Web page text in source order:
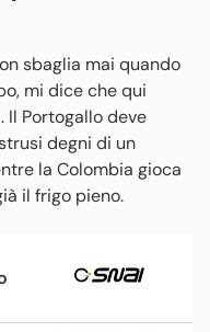
sbaglia mai quando
mi dice che qui
Il Portogallo deve
degni di un
la Colombia gioca
il frigo pieno.